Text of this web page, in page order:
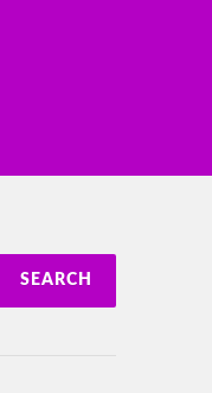
SEARCH